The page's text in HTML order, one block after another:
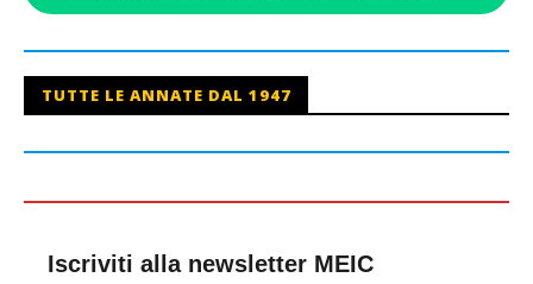
TUTTE LE ANNATE DAL 1947
Iscriviti alla newsletter MEIC